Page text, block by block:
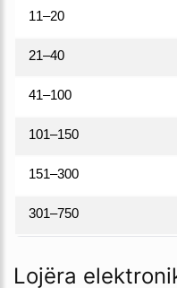
11–20
21–40
41–100
101–150
151–300
301–750
Lojëra